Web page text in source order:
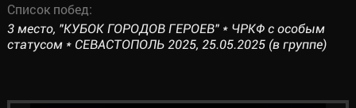
Список побед:
3 место, "КУБОК ГОРОДОВ ГЕРОЕВ" * ЧРКФ с особым
статусом * СЕВАСТОПОЛЬ 2025, 25.05.2025 (в группе)